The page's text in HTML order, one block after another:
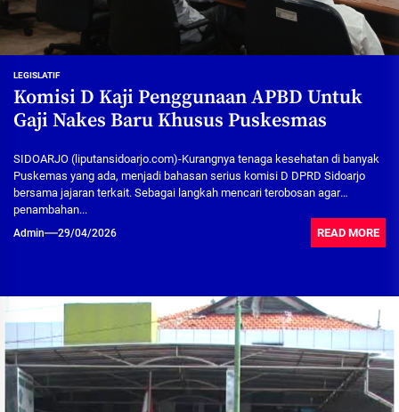
LEGISLATIF
Komisi D Kaji Penggunaan APBD Untuk
Gaji Nakes Baru Khusus Puskesmas
SIDOARJO (liputansidoarjo.com)-Kurangnya tenaga kesehatan di banyak
Puskemas yang ada, menjadi bahasan serius komisi D DPRD Sidoarjo
bersama jajaran terkait. Sebagai langkah mencari terobosan agar
penambahan...
Admin 29/04/2026 READ MORE